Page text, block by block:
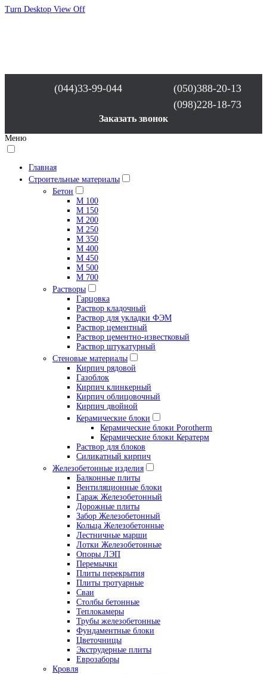
Turn Desktop View Off
(044)33-99-044
(050)388-20-13
(098)228-18-73
Заказать звонок
Меню
Главная
Строительные материалы
Бетон
М 100
М 150
М 200
М 250
М 350
М 400
М 450
М 500
М 700
Растворы
Гарцовка
Раствор кладочный
Раствор для укладки ФЭМ
Раствор цементный
Раствор цементно-известковый
Раствор штукатурный
Стеновые материалы
Кирпич рядовой
Газоблок
Кирпич клинкерный
Кирпич облицовочный
Кирпич двойной
Керамические блоки
Керамические блоки Porotherm
Керамические блоки Кератерм
Раствор для блоков
Силикатный кирпич
Железобетонные изделия
Балконные плиты
Вентиляционные блоки
Гараж Железобетонный
Дорожные плиты
Забор Железобетонный
Кольца Железобетонные
Лестничные марши
Лотки Железобетонные
Опоры ЛЭП
Перемычки
Плиты перекрытия
Плиты тротуарные
Сваи
Столбы бетонные
Теплокамеры
Трубы железобетонные
Фундаментные блоки
Цветочницы
Экструдерные плиты
Еврозаборы
Кровля